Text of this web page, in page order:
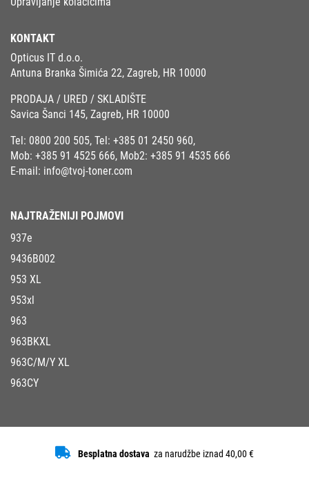
KONTAKT
Opticus IT d.o.o.
Antuna Branka Šimića 22, Zagreb, HR 10000
PRODAJA / URED / SKLADIŠTE
Savica Šanci 145, Zagreb, HR 10000
Tel: 0800 200 505, Tel: +385 01 2450 960,
Mob: +385 91 4525 666, Mob2: +385 91 4535 666
E-mail: info@tvoj-toner.com
NAJTRAŽENIJI POJMOVI
937e
9436B002
953 XL
953xl
963
963BKXL
963C/M/Y XL
963CY
Besplatna dostava za narudžbe iznad 40,00 €